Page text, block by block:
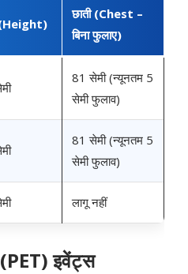
छाती (Chest –
बिना फुलाए)
81 सेमी (न्यूनतम 5
सेमी फुलाव)
81 सेमी (न्यूनतम 5
सेमी फुलाव)
लागू नहीं
(PET) इवेंट्स